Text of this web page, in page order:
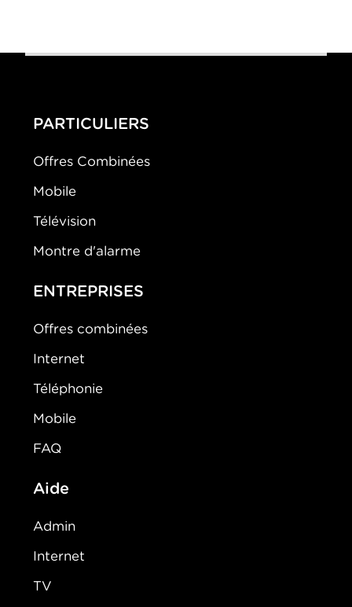
PARTICULIERS
Offres Combinées
Mobile
Télévision
Montre d'alarme
ENTREPRISES
Offres combinées
Internet
Téléphonie
Mobile
FAQ
Aide
Admin
Internet
TV